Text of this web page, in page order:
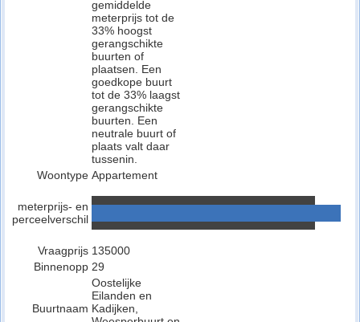
gemiddelde
meterprijs tot de
33% hoogst
gerangschikte
buurten of
plaatsen. Een
goedkope buurt
tot de 33% laagst
gerangschikte
buurten. Een
neutrale buurt of
plaats valt daar
tussenin.
Woontype Appartement
meterprijs- en
perceelverschil
Vraagprijs 135000
Binnenopp 29
Buurtnaam
Oostelijke
Eilanden en
Kadijken,